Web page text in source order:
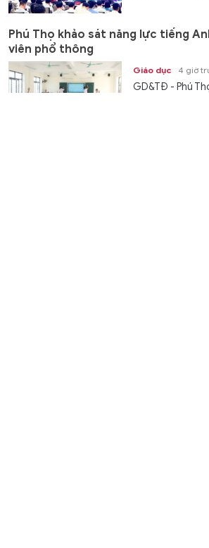
Phú Thọ khảo sát năng lực tiếng
viên phổ thông
Giáo dục 4 giờ
GD&TĐ - Phú